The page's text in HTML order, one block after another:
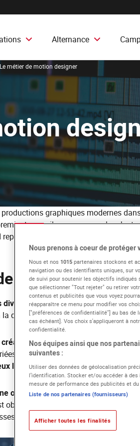
Alternance
Le métier de motion designer
graphiques modernes
temps, il propose une planche
les différents plans de
Motion designer
diversifiés: clips musicaux, publicités
diffusion TV, au web ou par
et avoir une certainesensibilité
comme le montage, l’étalonnage,
logicielset resterattentif aux
ouverte et rigoureuse, qui sait
obligatoire à l’exercice de son métier.
Nous prenons à coeur de protéger
Nous et nos 1015 partenaires stockons et
navigation ou des identifiants uniques, sur
de suivi pour soutenir les objectifs indiqués
que sélectionner "Tout rejeter" ou retirer
contenus et publicités que vous voyez
réapparaître ce menu pour modifier vos
["préférences de confidentialité"] au bas de
cas échéant]. Vos choix s'appliqueront à
confidentialité.
Nos équipes ainsi que nos
suivantes :
Utiliser des données de géolocalisation
l’identification. Stocker et/ou accéder à
mesure de performance des publicités et
Liste de nos partenaires (fournisseurs)
Afficher toutes les finalités